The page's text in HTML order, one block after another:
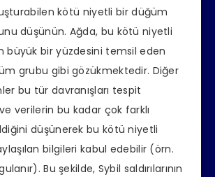
kötü niyetli bir düğüm
düşünün. Ağda, bu kötü niyetli
büyük bir yüzdesini temsil eden
grubu gibi gözükmektedir. Diğer
bu tür davranışları tespit
verilerin bu kadar çok farklı
düşünerek bu kötü niyetli
bilgileri kabul edebilir (örn.
Bu şekilde, Sybil saldırılarının